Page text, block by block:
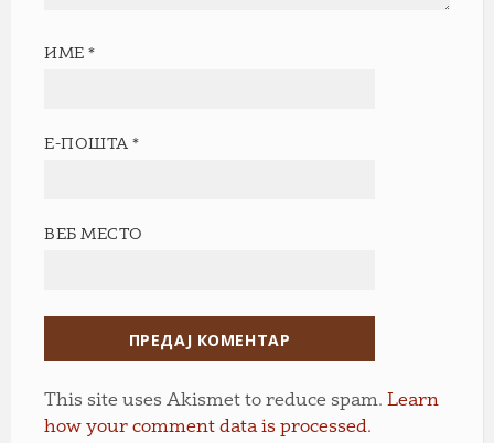
ИМЕ*
Е-ПОШТА*
ВЕБ МЕСТО
This site uses Akismet to reduce spam. Learn
how your comment data is processed.